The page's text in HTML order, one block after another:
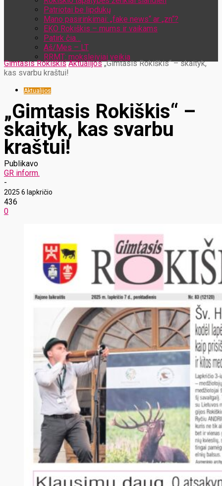
Patriotai be lipdukų
Mano pasirinkimai: „fake news“ ar „zn“?
EKO Rokiškis – mums ir vaikams
Patirk čia…
Aš/Mes – LT
RRMT: moksleiviai veikia
Gimtasis Rokiškis Aktualijos „Gimtasis Rokiškis“ – skaityk,
kas svarbu kraštui!
Aktualijos
„Gimtasis Rokiškis“ –
skaityk, kas svarbu
kraštui!
Publikavo
GR inform.
-
2025 6 lapkričio
436
0